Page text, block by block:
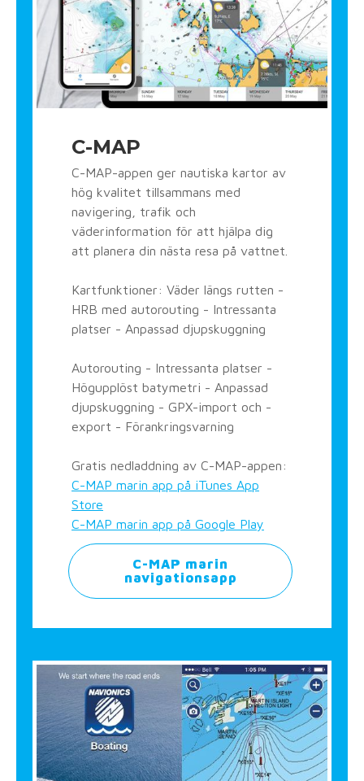
C-MAP
C-MAP-appen ger nautiska kartor av
hög kvalitet tillsammans med
navigering, trafik och
väderinformation för att hjälpa dig
att planera din nästa resa på vattnet.
Kartfunktioner: Väder längs rutten -
HRB med autorouting - Intressanta
platser - Anpassad djupskuggning
Autorouting - Intressanta platser -
Högupplöst batymetri - Anpassad
djupskuggning - GPX-import och -
export - Förankringsvarning
Gratis nedladdning av C-MAP-appen:
C-MAP marin app på iTunes App
Store
C-MAP marin app på Google Play
C-MAP marin
navigationsapp